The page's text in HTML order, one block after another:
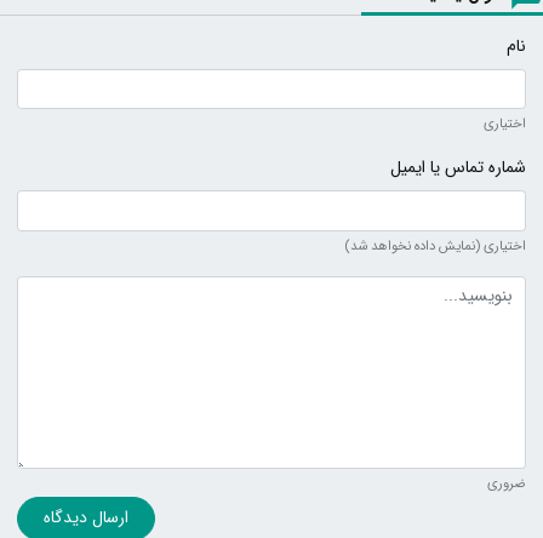
نام
اختیاری
شماره تماس یا ایمیل
اختیاری (نمایش داده نخواهد شد)
متن دیدگاه
ضروری
ارسال دیدگاه